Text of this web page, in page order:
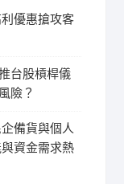
優惠搶攻客
台股槓桿儀
險？
備貨與個人
資金需求熱